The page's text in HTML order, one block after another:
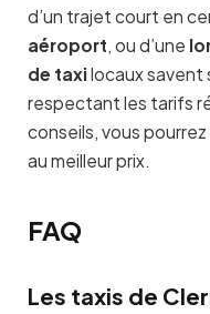
d’un trajet court en
aéroport, ou d’une
de taxilocaux savent
respectant les tarifs
conseils, vous
au meilleur prix.
FAQ
Les taxis de